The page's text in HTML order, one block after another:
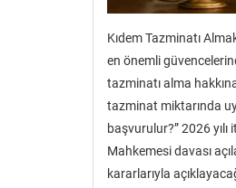
Kıdem Tazminatı
en önemli
tazminatı alma
tazminat miktarında
başvurulur?” 2026
Mahkemesi davası
kararlarıyla